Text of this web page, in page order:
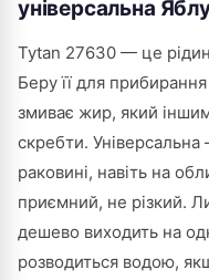
універсальна
Tytan 27630 — це
Беру її для прибирання
змиває жир, який
скребти.
раковині, навіть на
приємний, не різкий.
дешево виходить на
розводиться водою,